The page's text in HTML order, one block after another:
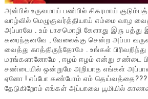
அன்பில் உருவமாய் பண்பில் சிகரமாய்
வாழ்வில் மெழுகுவர்த்தியாய் எம்மை வாழ
அப்பாவே . உம் பாசமொழி கேளாது இரு
கரைந்தனவே , வேலைக்கு சென்ற அப்பா
வைத்து காத்திருந்தோமே . உங்கள்
மரங்களானோமே , ஈழம் ஈழம் என்று சண்டை
சண்டையில் ஒன்றுமே அறியாத எங்கள்
ஏனோ ! எப்போ கண்போம் எம் தெய்வத்தை???
தேடுகிறோம் எங்கள் அப்பாவை பூமியில்